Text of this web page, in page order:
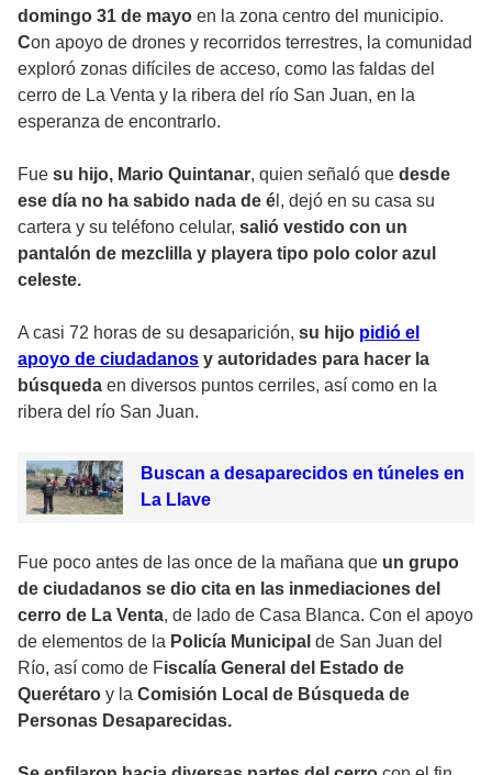
domingo 31 de mayo en la zona centro del municipio.
Con apoyo de drones y recorridos terrestres, la comunidad
exploró zonas difíciles de acceso, como las faldas del
cerro de La Venta y la ribera del río San Juan, en la
esperanza de encontrarlo.
Fue su hijo, Mario Quintanar, quien señaló que desde
ese día no ha sabido nada de é l, dejó en su casa su
cartera y su teléfono celular, salió vestido con un
pantalón de mezclilla y playera tipo polo color azul
celeste.
A casi 72 horas de su desaparición, su hijo pidió el
apoyo de ciudadanos y autoridades para hacer la
búsqueda en diversos puntos cerriles, así como en la
ribera del río San Juan.
Buscan a desaparecidos en túneles en
La Llave
Fue poco antes de las once de la mañana que un grupo
de ciudadanos se dio cita en las inmediaciones del
cerro de La Venta, de lado de Casa Blanca. Con el apoyo
de elementos de la Policía Municipal de San Juan del
Río, así como de Fiscalía General del Estado de
Querétaro y la Comisión Local de Búsqueda de
Personas Desaparecidas.